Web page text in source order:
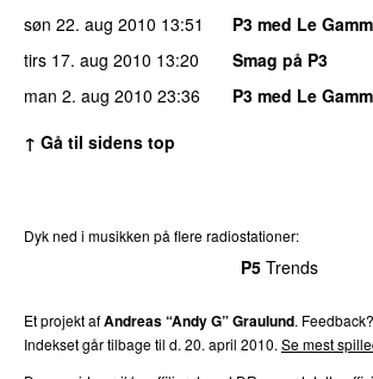
søn 22. aug 2010 13:51
P3 med Le
tirs 17. aug 2010 13:20
Smag på P3
man 2. aug 2010 23:36
P3 med Le
↑ Gå til sidens top
Dyk ned i musikken på flere radiostationer:
P5 Trends
Et projekt afAndreas “Andy G” Graulund. Feedback?
Indekset går tilbage til d. 20. april 2010. Se mest